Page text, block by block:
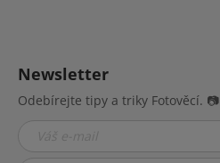
Newsletter
Odebírejte tipy a triky Fotověcí. 📷